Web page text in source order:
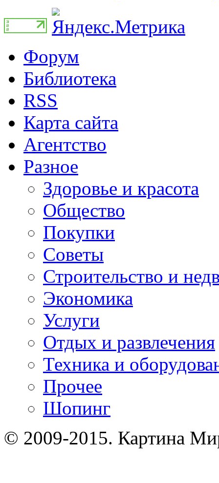
Форум
Библиотека
RSS
Карта сайта
Агентство
Разное
Здоровье и красота
Общество
Покупки
Советы
Строительство и
Экономика
Услуги
Отдых и развлечения
Техника и
Прочее
Шопинг
© 2009-2015. Картина